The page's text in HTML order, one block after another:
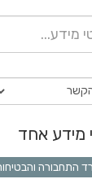
מידע אחד
התחבורה